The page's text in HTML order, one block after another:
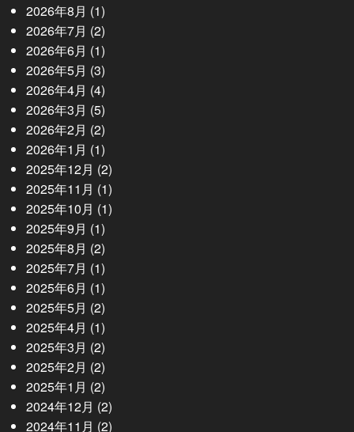
2026年8月 (1)
2026年7月 (2)
2026年6月 (1)
2026年5月 (3)
2026年4月 (4)
2026年3月 (5)
2026年2月 (2)
2026年1月 (1)
2025年12月 (2)
2025年11月 (1)
2025年10月 (1)
2025年9月 (1)
2025年8月 (2)
2025年7月 (1)
2025年6月 (1)
2025年5月 (2)
2025年4月 (1)
2025年3月 (2)
2025年2月 (2)
2025年1月 (2)
2024年12月 (2)
2024年11月 (2)